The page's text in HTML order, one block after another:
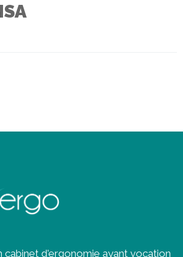
cabinet d'ergonomie ayant vocation